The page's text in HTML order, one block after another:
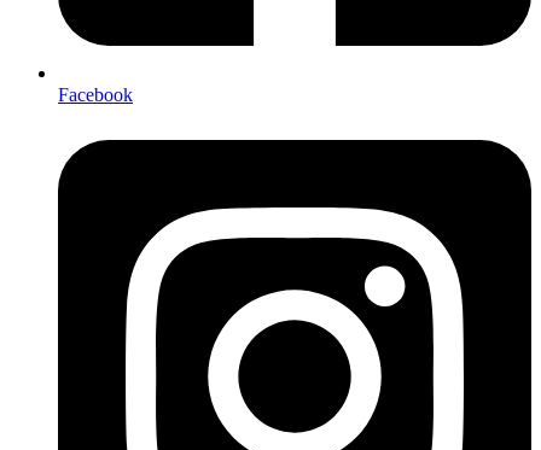
Facebook